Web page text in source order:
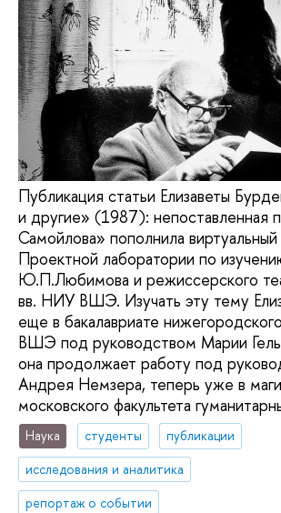
Публикация статьи Елизаветы
и другие» (1987): непоставленная
Самойлова» пополнила виртуальный
Проектной лаборатории по
Ю.П.Любимова и режиссерского
вв. НИУ ВШЭ. Изучать эту тему
еще в бакалавриате
ВШЭ под руководством Марии
она продолжает работу под
Андрея Немзера, теперь уже в
московского факультета
Наука студенты
публикации
исследования и аналитика
репортаж о событии